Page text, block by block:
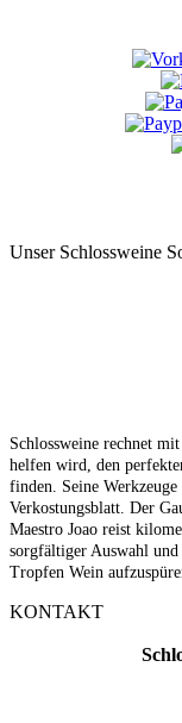
Unser Schlossweine
Schlossweine rechnet
helfen wird, den
finden. Seine
Verkostungsblatt. Der
Maestro Joao reist
sorgfältiger Auswahl
Tropfen Wein
KONTAKT